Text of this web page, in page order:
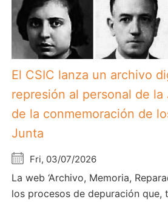
El CSIC lanza un archivo
represión al personal de la
de la conmemoración de
Junta
Fri, 03/07/2026
La web ‘Archivo, Memoria,
los procesos de depuración que,